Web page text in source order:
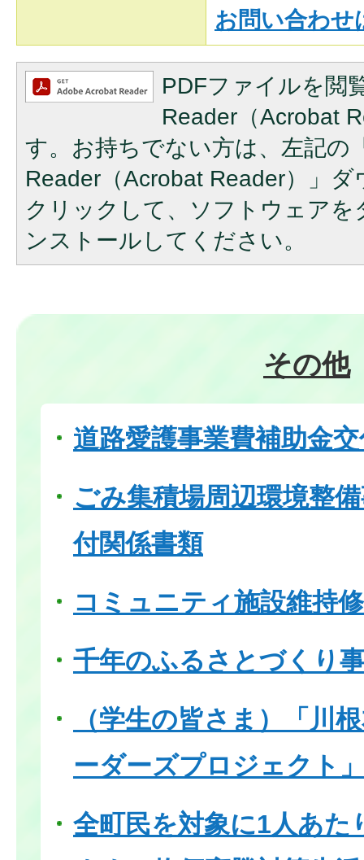
お問い合わせ
PDFファイルを閲
Reader（Acrobat
す。お持ちでない方は、左記の
Reader（Acrobat Reader）」
クリックして、ソフトウェア
ンストールしてください。
その他
道路愛護事業費補助金
ごみ集積場周辺環境整
付関係書類
コミュニティ施設維持
千年のふるさとづくり
（学生の皆さま）「川
ーダーズプロジェクト
全町民を対象に1人あた